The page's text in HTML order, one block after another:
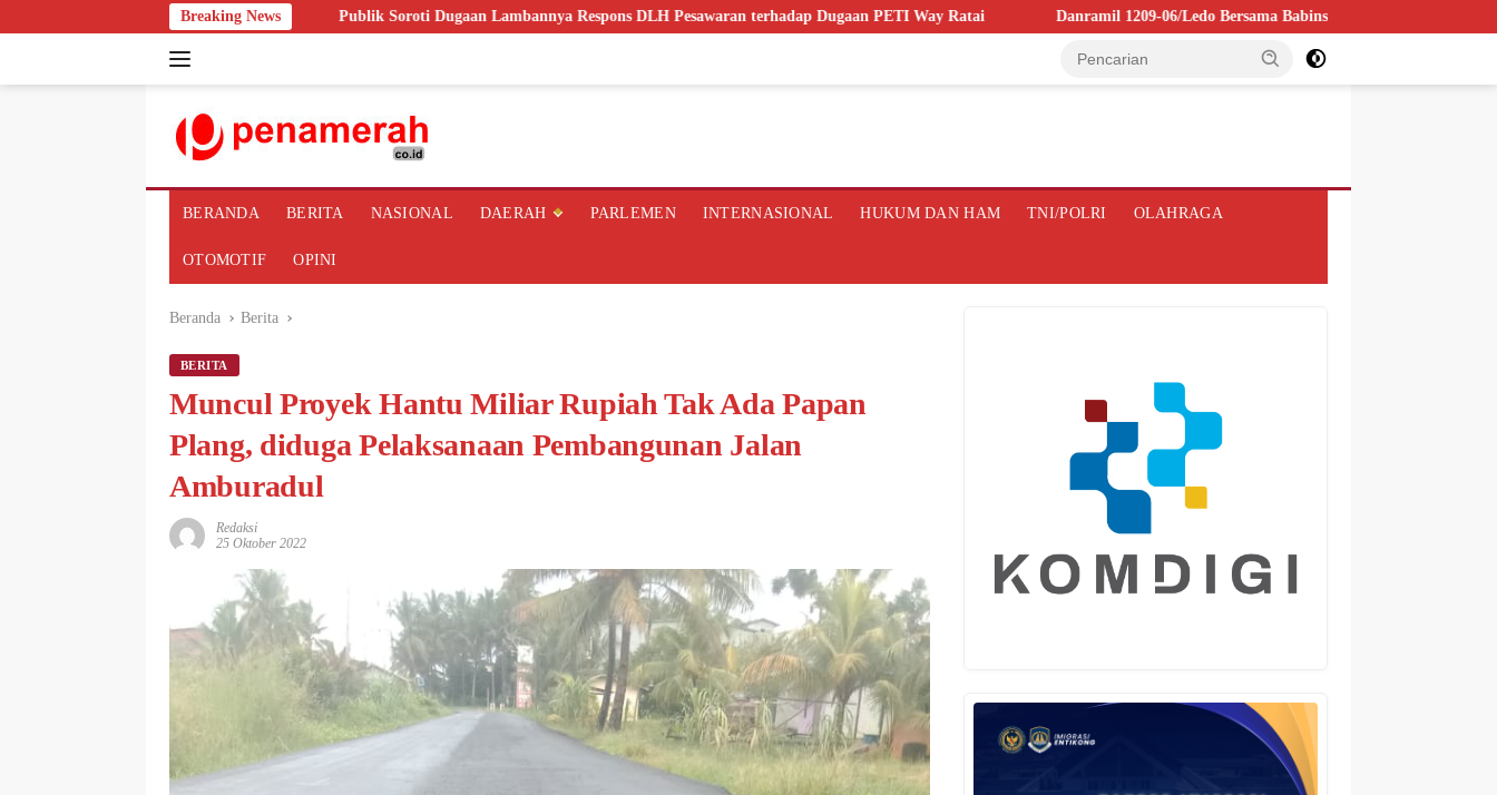
ke
Breaking News
Publik Soroti Dugaan Lambannya Respons DLH Pesawaran terhadap Dugaan PETI Way Ratai Danramil 1209-06/Ledo Bersama Babinsa dan Kepala Desa Jesape Gelar Sosialisasi
BERANDA BERITA NASIONAL DAERAH PARLEMEN INTERNASIONAL HUKUM DAN HAM TNI/POLRI OLAHRAGA
OTOMOTIF OPINI
Beranda Berita
BERITA
Muncul Proyek Hantu Miliar Rupiah Tak Ada Papan
Plang, diduga Pelaksanaan Pembangunan Jalan
Amburadul
Redaksi
25 Oktober 2022